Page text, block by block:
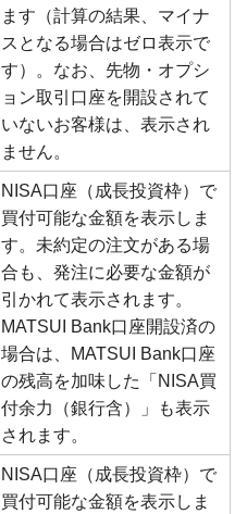
ます（計算の結果、マイナ
スとなる場合はゼロ表示で
す）。なお、先物・オプシ
ョン取引口座を開設されて
いないお客様は、表示され
ません。
NISA口座（成長投資枠）で
買付可能な金額を表示しま
す。未約定の注文がある場
合も、発注に必要な金額が
引かれて表示されます。
MATSUI Bank口座開設済の
場合は、MATSUI Bank口座
の残高を加味した「NISA買
付余力（銀行含）」も表示
されます。
NISA口座（成長投資枠）で
買付可能な金額を表示しま